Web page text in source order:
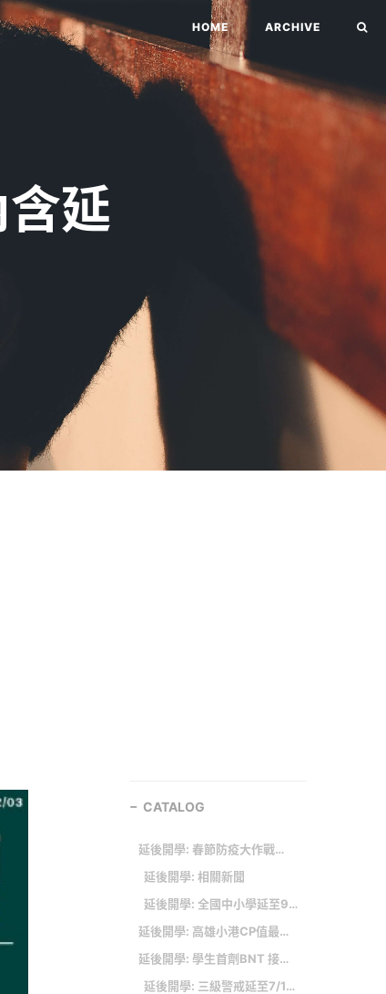
HOME ARCHIVE
延
CATALOG
延後開學: 春節防疫大作戰》不返鄉就發紅包、子女入學加分！ 中國各地出奇招鼓勵「就地過年」
延後開學: 相關新聞
延後開學: 全國中小學延至9/1開學 全教總搶先教育部發布
延後開學: 高雄小港CP值最強24%低公設成家全3房
延後開學: 學生首劑BNT 接種注意影片一再播還放音樂
延後開學: 三級警戒延至7/12 全國法院同步停止開庭